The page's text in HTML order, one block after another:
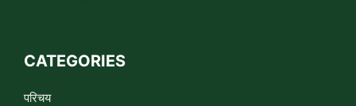
CATEGORIES
परिचय